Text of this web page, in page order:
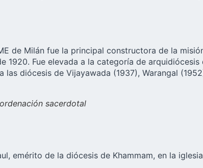
de Milán fue la principal constructora de la
Fue elevada a la categoría de
diócesis de Vijayawada (1937), Warangal
sacerdotal
emérito de la diócesis de Khammam, en la